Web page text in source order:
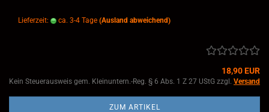
Lieferzeit: ca. 3-4 Tage (Ausland abweichend)
18,90 EUR
Kein Steuerausweis gem. Kleinuntern.-Reg. § 6 Abs. 1 Z 27 UStG zzgl. Versand
ZUM ARTIKEL